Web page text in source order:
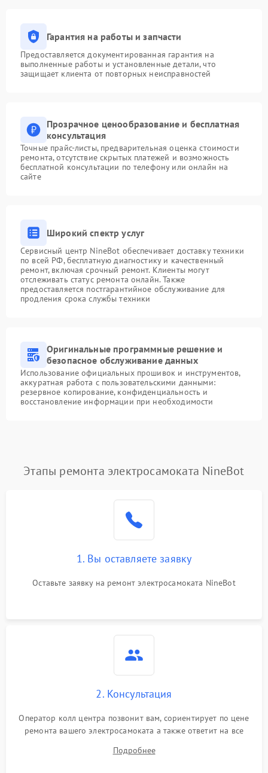
Гарантия на работы и запчасти
Предоставляется документированная гарантия на
выполненные работы и установленные детали, что
защищает клиента от повторных неисправностей
Прозрачное ценообразование и бесплатная
консультация
Точные прайс-листы, предварительная оценка стоимости
ремонта, отсутствие скрытых платежей и возможность
бесплатной консультации по телефону или онлайн на
сайте
Широкий спектр услуг
Сервисный центр NineBot обеспечивает доставку техники
по всей РФ, бесплатную диагностику и качественный
ремонт, включая срочный ремонт. Клиенты могут
отслеживать статус ремонта онлайн. Также
предоставляется постгарантийное обслуживание для
продления срока службы техники
Оригинальные программные решение и
безопасное обслуживание данных
Использование официальных прошивок и инструментов,
аккуратная работа с пользовательскими данными:
резервное копирование, конфиденциальность и
восстановление информации при необходимости
Этапы ремонта электросамоката NineBot
1. Вы оставляете заявку
Оставьте заявку на ремонт электросамоката NineBot
2. Консультация
Оператор колл центра позвонит вам, сориентирует по цене
ремонта вашего электросамоката а также ответит на все
Подробнее